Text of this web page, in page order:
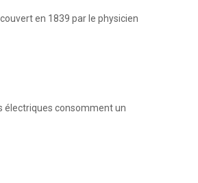
en 1839 par le physicien
électriques consomment un